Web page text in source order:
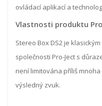
ovládací aplikací a
Vlastnosti produktu
Stereo Box DS2 je
společnosti Pro-Ject s
není limitována příliš
výsledný zvuk.